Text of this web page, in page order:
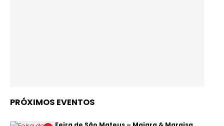
PRÓXIMOS EVENTOS